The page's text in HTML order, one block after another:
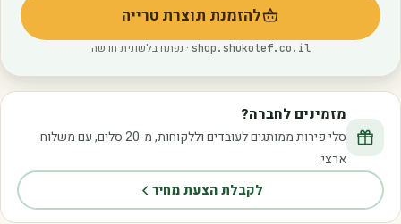
להזמנת תוצרת טרייה
(נפתח בלשונית חדשה)
shop.shukotef.co.il · נפתח בלשונית חדשה
מזמינים לחברה?
סלי פירות ממותגים לעובדים וללקוחות, מ-20 סלים, עם משלוח
ארצי.
לקבלת הצעת מחיר